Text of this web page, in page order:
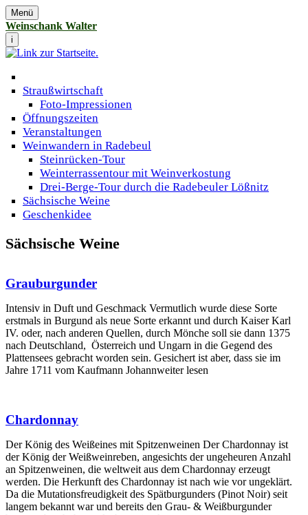
Menü
Weinschank Walter
i
Straußwirtschaft
Foto-Impressionen
Öffnungszeiten
Veranstaltungen
Weinwandern in Radebeul
Steinrücken-Tour
Weinterrassentour mit Weinverkostung
Drei-Berge-Tour durch die Radebeuler Lößnitz
Sächsische Weine
Geschenkidee
Sächsische Weine
Grauburgunder
Intensiv in Duft und Geschmack Vermutlich wurde diese Sorte
erstmals in Burgund als neue Sorte erkannt und durch Kaiser Karl
IV. oder, nach anderen Quellen, durch Mönche soll sie dann 1375
nach Deutschland, Österreich und Ungarn in die Gegend des
Plattensees gebracht worden sein. Gesichert ist aber, dass sie im
Jahre 1711 vom Kaufmann Johannweiter lesen
Chardonnay
Der König des Weißeines mit Spitzenweinen Der Chardonnay ist
der König der Weißweinreben, angesichts der ungeheuren Anzahl
an Spitzenweinen, die weltweit aus dem Chardonnay erzeugt
werden. Die Herkunft des Chardonnay ist nach wie vor ungeklärt.
Da die Mutationsfreudigkeit des Spätburgunders (Pinot Noir) seit
langem bekannt war und bereits den Grau- & Weißburgunder